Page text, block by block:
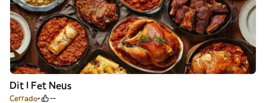
Dit I Fet Neus
Cerrado --